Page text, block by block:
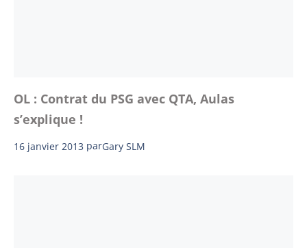
OL : Contrat du PSG avec QTA, Aulas
s’explique !
16 janvier 2013 parGary SLM